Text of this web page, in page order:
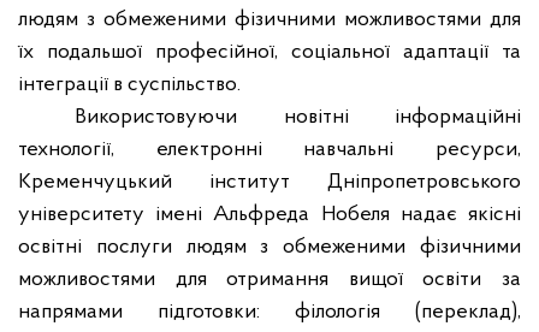
людям з обмеженими фізичними можливостями для
їх подальшої професійної, соціальної адаптації та
інтеграції в суспільство.
Використовуючи новітні інформаційні
технології, електронні навчальні ресурси,
Кременчуцький інститут Дніпропетровського
університету імені Альфреда Нобеля надає якісні
освітні послуги людям з обмеженими фізичними
можливостями для отримання вищої освіти за
напрямами підготовки: філологія (переклад),